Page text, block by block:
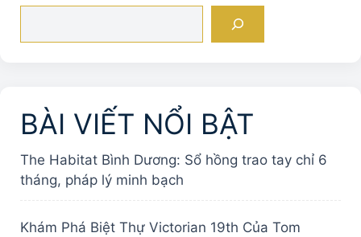
BÀI VIẾT NỔI BẬT
The Habitat Bình Dương: Sổ hồng trao tay chỉ 6
tháng, pháp lý minh bạch
Khám Phá Biệt Thự Victorian 19th Của Tom